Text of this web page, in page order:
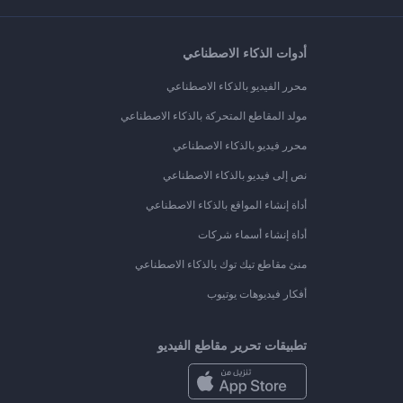
أدوات الذكاء الاصطناعي
محرر الفيديو بالذكاء الاصطناعي
مولد المقاطع المتحركة بالذكاء الاصطناعي
محرر فيديو بالذكاء الاصطناعي
نص إلى فيديو بالذكاء الاصطناعي
أداة إنشاء المواقع بالذكاء الاصطناعي
أداة إنشاء أسماء شركات
منئ مقاطع تيك توك بالذكاء الاصطناعي
أفكار فيديوهات يوتيوب
تطبيقات تحرير مقاطع الفيديو